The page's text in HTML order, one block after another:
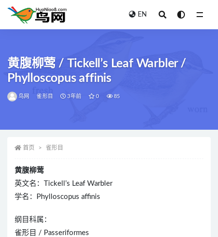
EN
黄腹柳莺 / Tickell’s Leaf Warbler /
Phylloscopus affinis
鸟网 雀形目 3年前 0 85
首页 雀形目
黄腹柳莺
英文名：Tickell’s Leaf Warbler
学名：Phylloscopus affinis
纲目科属：
雀形目 / Passeriformes